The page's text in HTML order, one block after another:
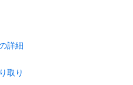
詳細
取り